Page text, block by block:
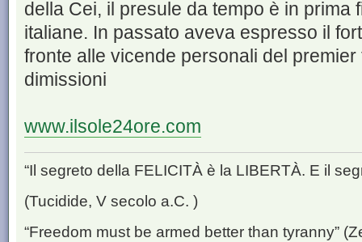
della Cei, il presule da tempo è in prima
italiane. In passato aveva espresso il
fronte alle vicende personali del
dimissioni
www.ilsole24ore.com
“Il segreto della FELICITÀ è la LIBERTÀ. E il
(Tucidide, V secolo a.C. )
“Freedom must be armed better than tyranny”